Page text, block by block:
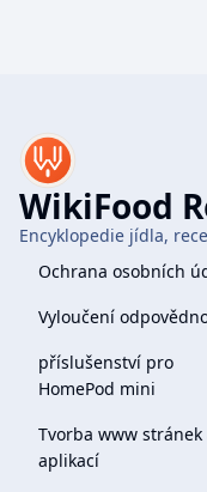
WikiFood
Encyklopedie jídla,
Ochrana osobních
Vyloučení
příslušenství pro
HomePod mini
Tvorba www stránek
aplikací